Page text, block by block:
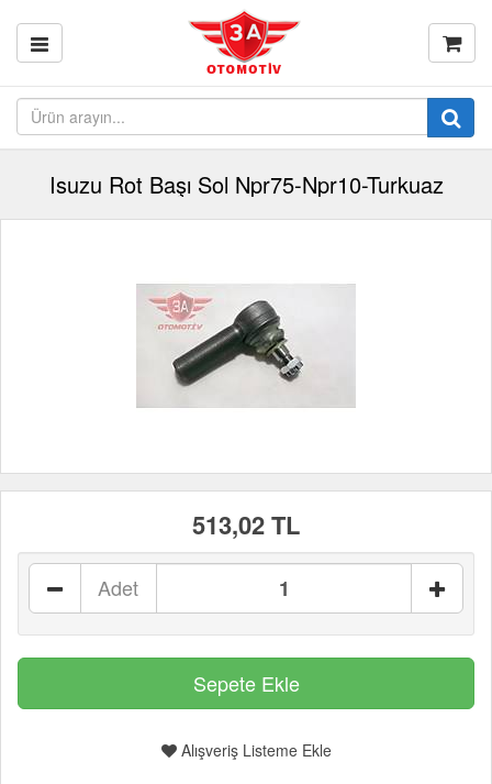
Isuzu Rot Başı Sol Npr75-Npr10-Turkuaz
513,02 TL
Adet
Alışveriş Listeme Ekle